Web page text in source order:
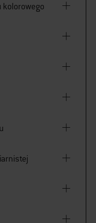
kolorowego